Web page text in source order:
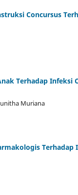
Concursus
Terhadap Infeksi
Muriana